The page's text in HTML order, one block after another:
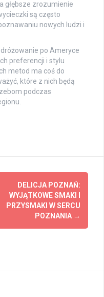
głębsze zrozumienie
są często
nowych ludzi i
po Ameryce
preferencji i stylu
metod ma coś do
które z nich będą
podczas
DELICJA POZNAŃ:
WYJĄTKOWE SMAKI I
PRZYSMAKI W SERCU
POZNANIA →